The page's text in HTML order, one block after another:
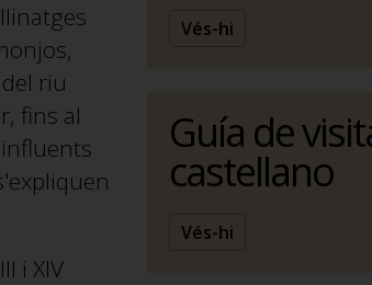
riu
fins al
i XIV
Vés-hi
Guía de
castellano
Vés-hi